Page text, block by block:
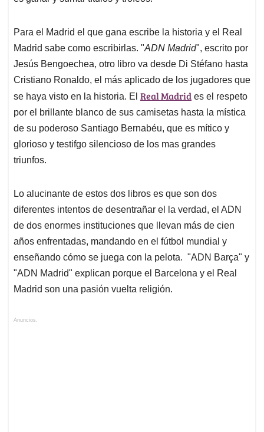
Para el Madrid el que gana escribe la historia y el Real
Madrid sabe como escribirlas. "ADN Madrid", escrito por
Jesús Bengoechea, otro libro va desde Di Stéfano hasta
Cristiano Ronaldo, el más aplicado de los jugadores que
se haya visto en la historia. El Real Madrid es el respeto
por el brillante blanco de sus camisetas hasta la mística
de su poderoso Santiago Bernabéu, que es mítico y
glorioso y testifgo silencioso de los mas grandes
triunfos.
Lo alucinante de estos dos libros es que son dos
diferentes intentos de desentrañar el la verdad, el ADN
de dos enormes instituciones que llevan más de cien
años enfrentadas, mandando en el fútbol mundial y
enseñando cómo se juega con la pelota. "ADN Barça" y
"ADN Madrid" explican porque el Barcelona y el Real
Madrid son una pasión vuelta religión.
Anuncios.